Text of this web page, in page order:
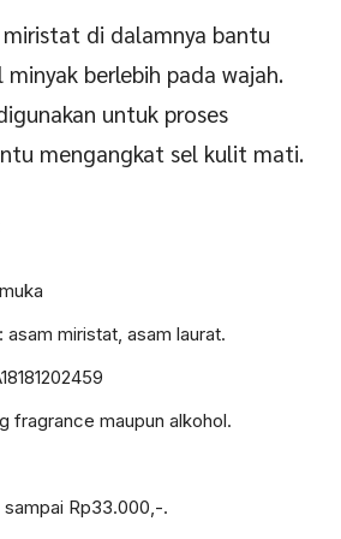
miristat di dalamnya bantu
berlebih pada wajah.
untuk proses
mengangkat sel kulit mati.
asam miristat, asam laurat.
fragrance maupun alkohol.
sampai Rp33.000,-.